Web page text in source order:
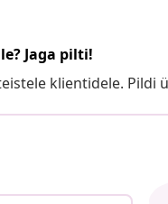
Jaga pilti!
klientidele. Pildi